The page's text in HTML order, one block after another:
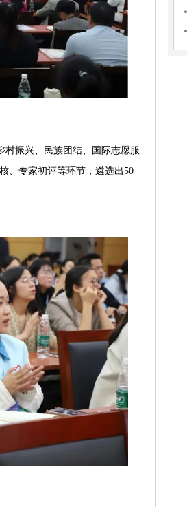
村振兴、民族团结、国际志愿服
、专家初评等环节，遴选出50